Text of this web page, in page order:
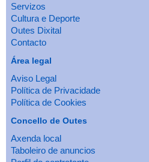
Servizos
Cultura e Deporte
Outes Dixital
Contacto
Área legal
Aviso Legal
Política de Privacidade
Política de Cookies
Concello de Outes
Axenda local
Taboleiro de anuncios